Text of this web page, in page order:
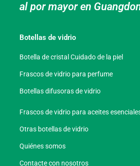
al por mayor en
Botellas de vidrio
Botella de cristal Cuidado de la piel
Frascos de vidrio para perfume
Botellas difusoras de vidrio
Frascos de vidrio para aceites
Otras botellas de vidrio
Quiénes somos
Contacte con nosotros